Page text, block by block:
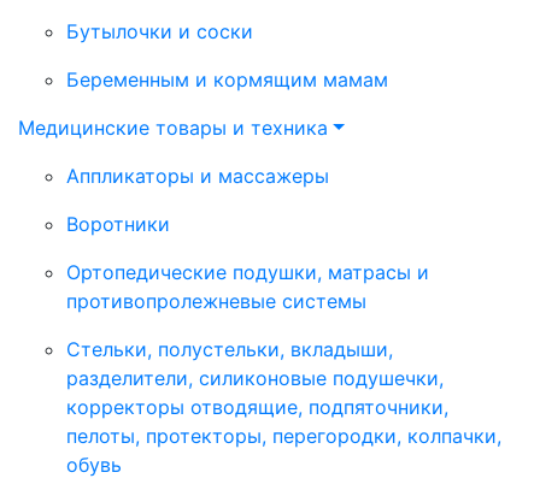
Бутылочки и соски
Беременным и кормящим мамам
Медицинские товары и техника
Аппликаторы и массажеры
Воротники
Ортопедические подушки, матрасы и
противопролежневые системы
Стельки, полустельки, вкладыши,
разделители, силиконовые подушечки,
корректоры отводящие, подпяточники,
пелоты, протекторы, перегородки, колпачки,
обувь